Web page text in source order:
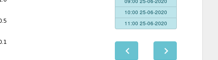
10:00 25-06-2020
11:00 25-06-2020
chevron_left chevron_right